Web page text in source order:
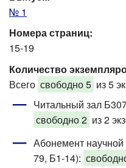
№ 1
Номера страниц:
15-19
Количество
Всего свободно 5 из 5
Читальный зал
свободно 2 из 2
Абонемент
79, Б1-14):